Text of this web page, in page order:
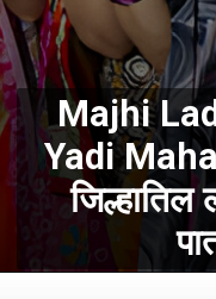
Majhi
Yadi
जिल्हातिल